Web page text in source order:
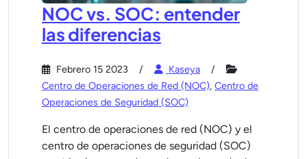
NOC vs. SOC: entender
las diferencias
Febrero 15 2023
Kaseya
Centro de Operaciones de Red (NOC), Centro de
Operaciones de Seguridad (SOC)
El centro de operaciones de red (NOC) y el
centro de operaciones de seguridad (SOC)